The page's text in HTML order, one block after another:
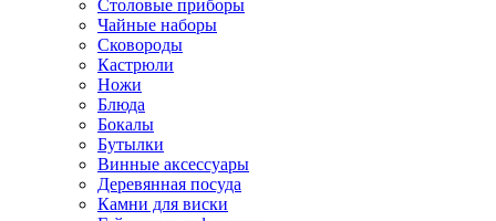
Столовые приборы
Чайные наборы
Сковороды
Кастрюли
Ножи
Блюда
Бокалы
Бутылки
Винные аксессуары
Деревянная посуда
Камни для виски